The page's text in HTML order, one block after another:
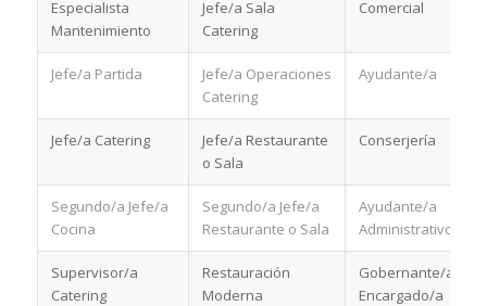
Especialista
Mantenimiento
Jefe/a Sala
Catering
Comercial
Jefe/a Partida
Jefe/a Operaciones
Catering
Ayudante/a
Jefe/a Catering
Jefe/a Restaurante
o Sala
Conserjería
Segundo/a Jefe/a
Cocina
Segundo/a Jefe/a
Restaurante o Sala
Ayudante/a
Administrativo
Supervisor/a
Catering
Restauración
Moderna
Gobernante/a o
Encargado/a